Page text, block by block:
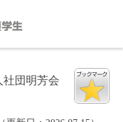
団明芳会